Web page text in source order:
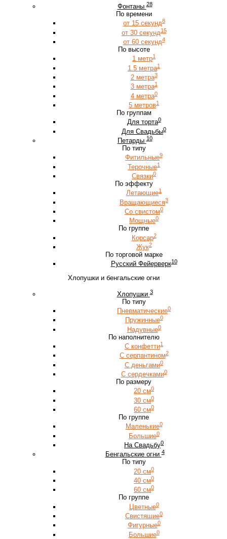
Фонтаны 28
По времени
от 15 секунд8
от 30 секунд15
от 60 секунд4
По высоте
1 метр1
1.5 метра1
2 метра3
3 метра1
4 метра0
5 метров1
По группам
Для торта0
Для Свадьбы0
Петарды 10
По типу
Фитильные9
Терочные1
Связки0
По эффекту
Летающие1
Вращающиеся3
Со свистом0
Мощные0
По группе
Корсар2
Жук2
По торговой марке
Русский Фейерверк10
Хлопушки и бенгальские огни
Хлопушки 3
По типу
Пневматические0
Пружинные0
Надувные0
По наполнителю
С конфетти1
С серпантином2
С деньгами0
С сердечками0
По размеру
20 см0
30 см0
60 см0
По группе
Маленькие0
Большие0
На Свадьбу0
Бенгальские огни 4
По типу
20 см0
40 см0
60 см0
По группе
Цветные0
Свистящие0
Фигурные0
Большие0